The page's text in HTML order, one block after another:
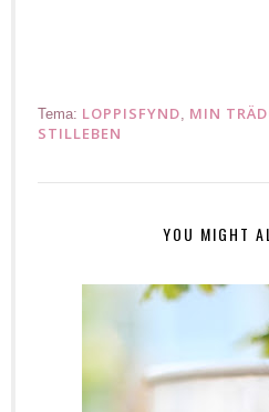
Tema: LOPPISFYND MIN
STILLEBEN
YOU MIGHT